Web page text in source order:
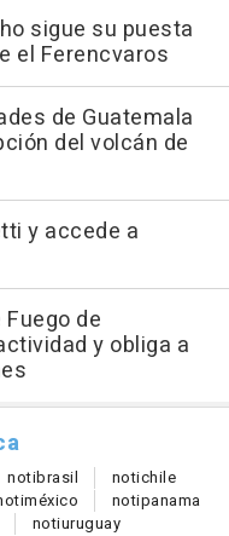
sigue su puesta
el Ferencvaros
de Guatemala
del volcán de
y accede a
de
y obliga a
notibrasil notichile
méxico notipanama
notiuruguay